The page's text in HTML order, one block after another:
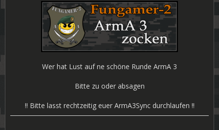
Wer hat Lust auf ne schöne Runde ArmA 3
Bitte zu oder absagen
!! Bitte lasst rechtzeitig euer ArmA3Sync durchlaufen !!